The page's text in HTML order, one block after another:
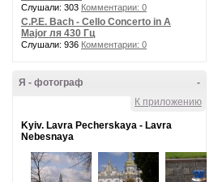
Слушали: 303 Комментарии: 0
C.P.E. Bach - Cello Concerto in A
Major ля 430 Гц
Слушали: 936 Комментарии: 0
-
Я - фотограф
К приложению
Kyiv. Lavra Pecherskaya - Lavra
Nebesnaya